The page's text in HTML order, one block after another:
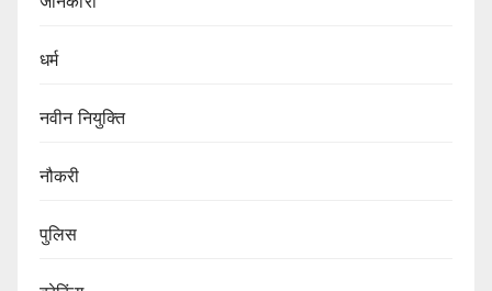
धर्म
नवीन नियुक्ति
नौकरी
पुलिस